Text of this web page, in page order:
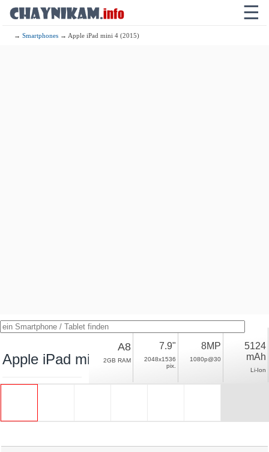
☰
→Smartphones → Apple iPad mini 4 (2015)
Apple iPad mini 4 (2015)
A8
2GB RAM
7.9"
2048x1536
pix.
8MP
1080p@30
5124
mAh
Li-Ion